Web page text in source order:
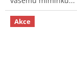
Akce